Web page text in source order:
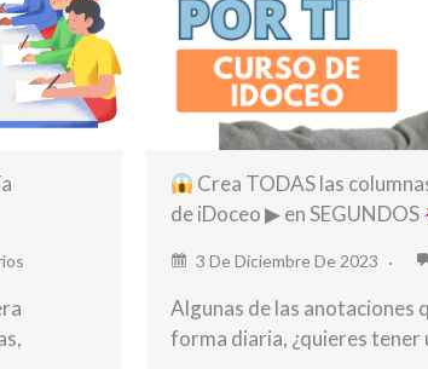
Crea TODAS las
de iDoceo ▶︎ en SEGUNDOS
3 De Diciembre De 2023
Algunas de las anotaciones
forma diaria, ¿quieres tener